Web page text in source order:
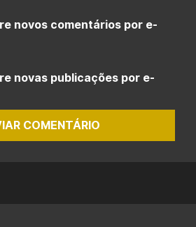
novos comentários por e-
novas publicações por e-
COMENTÁRIO